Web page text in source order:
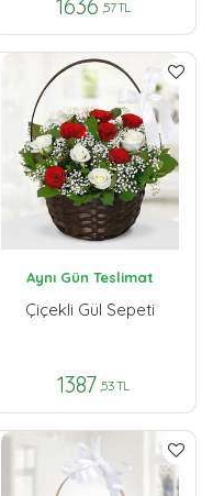
1636 ,57 TL
Aynı Gün Teslimat
Çiçekli Gül Sepeti
1387 ,53 TL